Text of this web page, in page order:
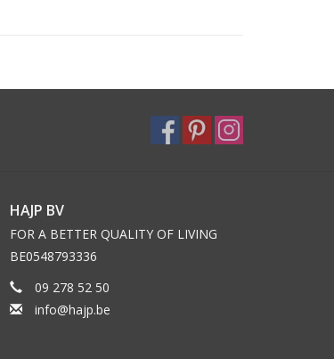
HAJP BV
FOR A BETTER QUALITY OF LIVING
BE0548793336
09 278 52 50
info@hajp.be